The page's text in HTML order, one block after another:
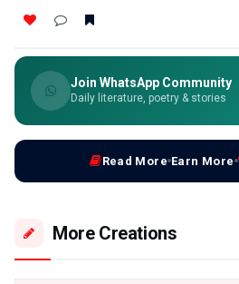
Join WhatsApp Community
Daily literature, poetry & stories
Read More Earn More
More Creations